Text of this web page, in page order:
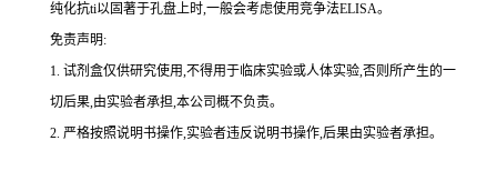
纯化抗ti以固著于孔盘上时,一般会考虑使用竞争法ELISA。
免责声明:
1. 试剂盒仅供研究使用,不得用于临床实验或人体实验,否则所产生的一
切后果,由实验者承担,本公司概不负责。
2. 严格按照说明书操作,实验者违反说明书操作,后果由实验者承担。